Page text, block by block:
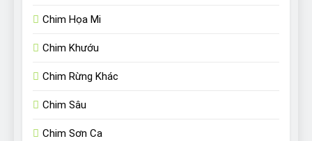
Chim Họa Mi
Chim Khướu
Chim Rừng Khác
Chim Sâu
Chim Sơn Ca